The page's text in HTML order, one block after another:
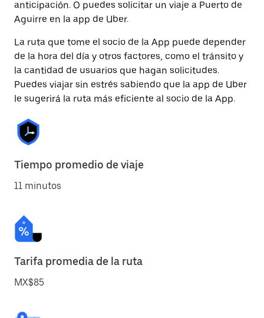
anticipación. O puedes solicitar un viaje a Puerto de
Aguirre en la app de Uber.
La ruta que tome el socio de la App puede depender
de la hora del día y otros factores, como el tránsito y
la cantidad de usuarios que hagan solicitudes.
Puedes viajar sin estrés sabiendo que la app de Uber
le sugerirá la ruta más eficiente al socio de la App.
Tiempo promedio de viaje
11 minutos
Tarifa promedia de la ruta
MX$85